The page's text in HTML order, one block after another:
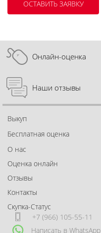
Онлайн-оценка
Наши отзывы
Выкуп
Бесплатная оценка
О нас
Оценка онлайн
Отзывы
Контакты
Скупка-Статус
+7 (966) 105-55-11
Написать в WhatsApp